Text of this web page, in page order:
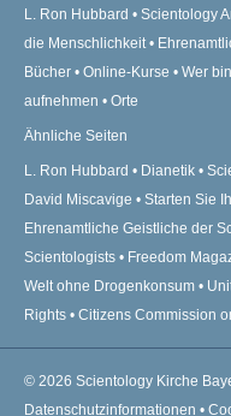
L. Ron Hubbard Scientology
die Menschlichkeit
Bücher
Online-Kurse Wer
aufnehmen
Orte
Ähnliche Seiten
L. Ron Hubbard Dianetik
David Miscavige
Starten Sie
Ehrenamtliche Geistliche der
Scientologists
Freedom
Welt ohne Drogenkonsum
Rights
Citizens Commission
© 2026 Scientology Kirche
Datenschutzinformationen •